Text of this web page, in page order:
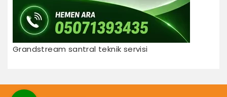
Grandstream santral teknik servisi